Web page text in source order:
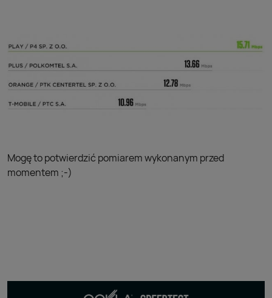
Mogę to potwierdzić pomiarem wykonanym przed
momentem ;-)